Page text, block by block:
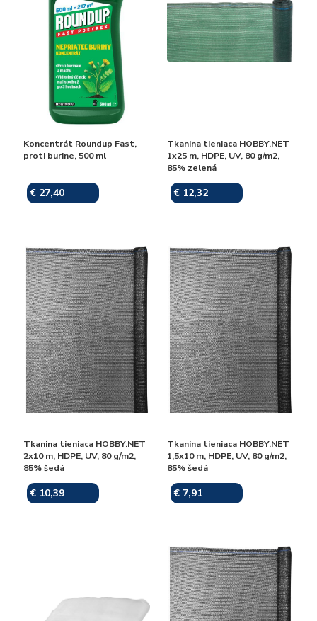
Koncentrát Roundup Fast,
proti burine, 500 ml
€ 27,40
Tkanina tieniaca HOBBY.NET
1x25 m, HDPE, UV, 80 g/m2,
85% zelená
€ 12,32
Tkanina tieniaca HOBBY.NET
2x10 m, HDPE, UV, 80 g/m2,
85% šedá
€ 10,39
Tkanina tieniaca HOBBY.NET
1,5x10 m, HDPE, UV, 80 g/m2,
85% šedá
€ 7,91